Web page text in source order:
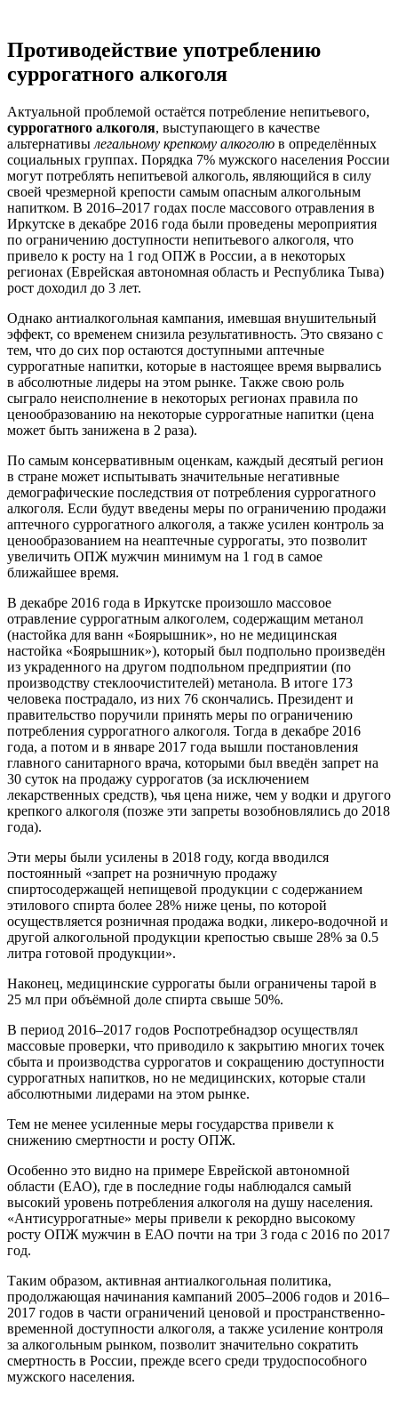
Противодействие употреблению
суррогатного алкоголя
Актуальной проблемой остаётся потребление непитьевого,
суррогатного алкоголя, выступающего в качестве
альтернативы легальному крепкому алкоголю в определённых
социальных группах. Порядка 7% мужского населения России
могут потреблять непитьевой алкоголь, являющийся в силу
своей чрезмерной крепости самым опасным алкогольным
напитком. В 2016–2017 годах после массового отравления в
Иркутске в декабре 2016 года были проведены мероприятия
по ограничению доступности непитьевого алкоголя, что
привело к росту на 1 год ОПЖ в России, а в некоторых
регионах (Еврейская автономная область и Республика Тыва)
рост доходил до 3 лет.
Однако антиалкогольная кампания, имевшая внушительный
эффект, со временем снизила результативность. Это связано с
тем, что до сих пор остаются доступными аптечные
суррогатные напитки, которые в настоящее время вырвались
в абсолютные лидеры на этом рынке. Также свою роль
сыграло неисполнение в некоторых регионах правила по
ценообразованию на некоторые суррогатные напитки (цена
может быть занижена в 2 раза).
По самым консервативным оценкам, каждый десятый регион
в стране может испытывать значительные негативные
демографические последствия от потребления суррогатного
алкоголя. Если будут введены меры по ограничению продажи
аптечного суррогатного алкоголя, а также усилен контроль за
ценообразованием на неаптечные суррогаты, это позволит
увеличить ОПЖ мужчин минимум на 1 год в самое
ближайшее время.
В декабре 2016 года в Иркутске произошло массовое
отравление суррогатным алкоголем, содержащим метанол
(настойка для ванн «Боярышник», но не медицинская
настойка «Боярышник»), который был подпольно произведён
из украденного на другом подпольном предприятии (по
производству стеклоочистителей) метанола. В итоге 173
человека пострадало, из них 76 скончались. Президент и
правительство поручили принять меры по ограничению
потребления суррогатного алкоголя. Тогда в декабре 2016
года, а потом и в январе 2017 года вышли постановления
главного санитарного врача, которыми был введён запрет на
30 суток на продажу суррогатов (за исключением
лекарственных средств), чья цена ниже, чем у водки и другого
крепкого алкоголя (позже эти запреты возобновлялись до 2018
года).
Эти меры были усилены в 2018 году, когда вводился
постоянный «запрет на розничную продажу
спиртосодержащей непищевой продукции с содержанием
этилового спирта более 28% ниже цены, по которой
осуществляется розничная продажа водки, ликеро-водочной и
другой алкогольной продукции крепостью свыше 28% за 0.5
литра готовой продукции».
Наконец, медицинские суррогаты были ограничены тарой в
25 мл при объёмной доле спирта свыше 50%.
В период 2016–2017 годов Роспотребнадзор осуществлял
массовые проверки, что приводило к закрытию многих точек
сбыта и производства суррогатов и сокращению доступности
суррогатных напитков, но не медицинских, которые стали
абсолютными лидерами на этом рынке.
Тем не менее усиленные меры государства привели к
снижению смертности и росту ОПЖ.
Особенно это видно на примере Еврейской автономной
области (ЕАО), где в последние годы наблюдался самый
высокий уровень потребления алкоголя на душу населения.
«Антисуррогатные» меры привели к рекордно высокому
росту ОПЖ мужчин в ЕАО почти на три 3 года с 2016 по 2017
год.
Таким образом, активная антиалкогольная политика,
продолжающая начинания кампаний 2005–2006 годов и 2016–
2017 годов в части ограничений ценовой и пространственно-
временной доступности алкоголя, а также усиление контроля
за алкогольным рынком, позволит значительно сократить
смертность в России, прежде всего среди трудоспособного
мужского населения.